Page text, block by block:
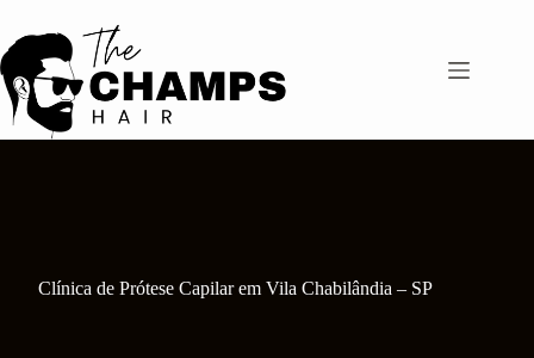
para
o
conteúdo
Clínica de Prótese Capilar em Vila Chabilândia – SP